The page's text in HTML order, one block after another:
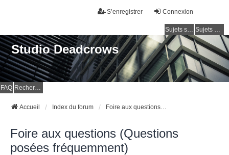
Connexion
S’enregistrer
Sujets sans réponse Sujets actifs
Studio Deadcrows
FAQ Rechercher
Accueil Index du forum Foire aux questions (Questions posées fréquemment)
Foire aux questions (Questions
posées fréquemment)